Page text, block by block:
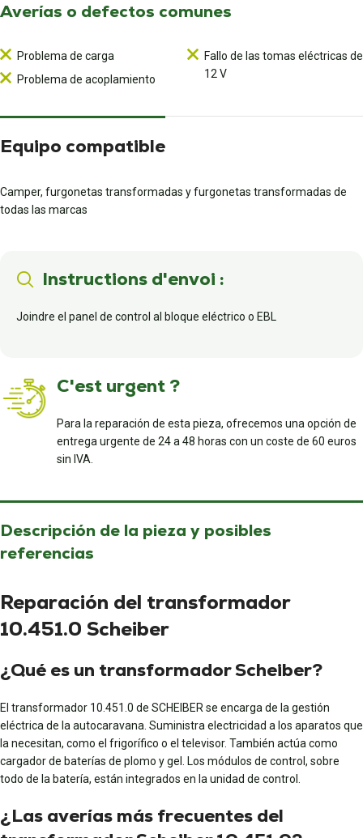
Averías o defectos comunes
Problema de carga
Problema de acoplamiento
Fallo de las tomas eléctricas de
12 V
Equipo compatible
Camper, furgonetas transformadas y furgonetas transformadas de
todas las marcas
Instructions d'envoi :
Joindre el panel de control al bloque eléctrico o EBL
C'est urgent ?
Para la reparación de esta pieza, ofrecemos una opción de
entrega urgente de 24 a 48 horas con un coste de 60 euros
sin IVA.
Descripción de la pieza y posibles
referencias
Reparación del transformador
10.451.0 Scheiber
¿Qué es un transformador Scheiber?
El transformador 10.451.0 de SCHEIBER se encarga de la gestión
eléctrica de la autocaravana. Suministra electricidad a los aparatos que
la necesitan, como el frigorífico o el televisor. También actúa como
cargador de baterías de plomo y gel. Los módulos de control, sobre
todo de la batería, están integrados en la unidad de control.
¿Las averías más frecuentes del